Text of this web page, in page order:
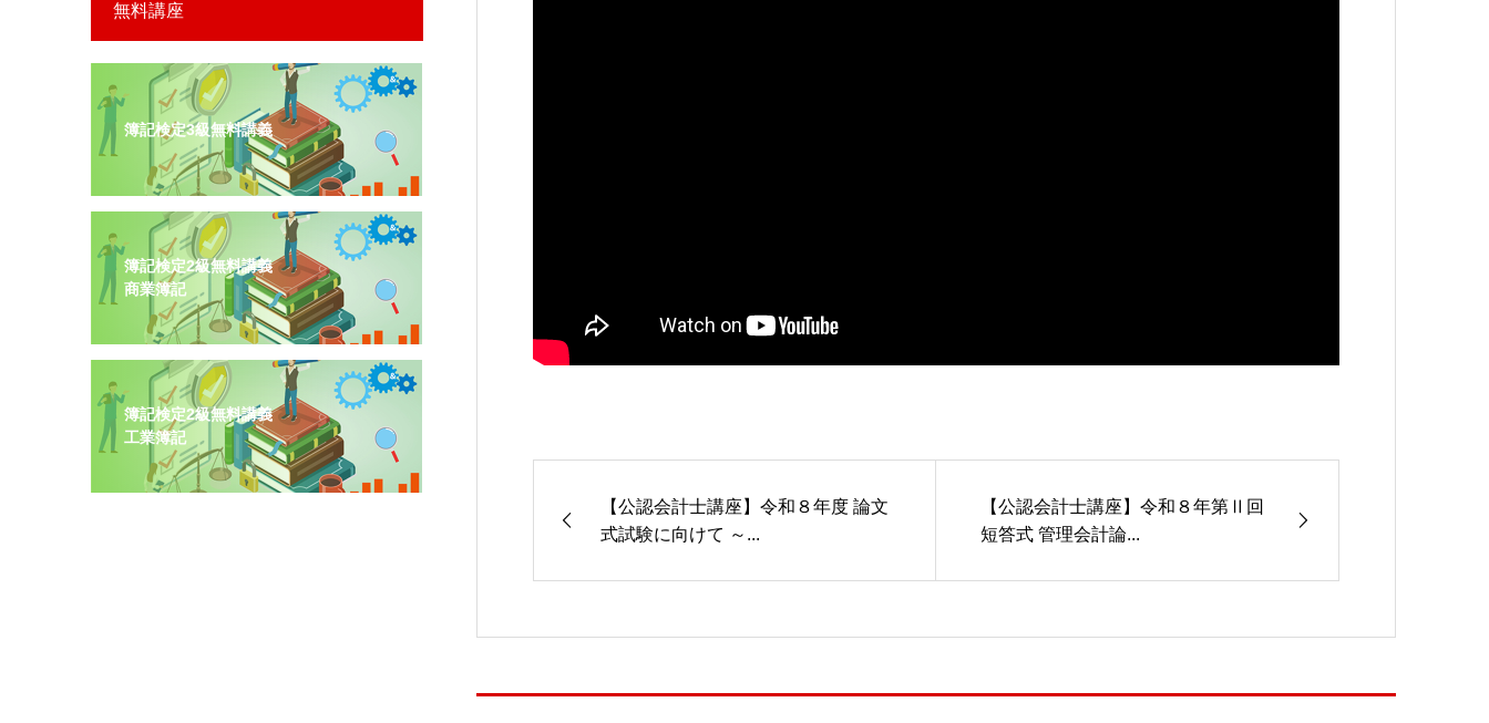
【公認会計士講座】令和８年度 論文
式試験に向けて ～...
【公認会計士講座】令和８年第Ⅱ回
短答式 管理会計論...
無料講座
簿記検定3級無料講義
簿記検定2級無料講義
商業簿記
簿記検定2級無料講義
工業簿記